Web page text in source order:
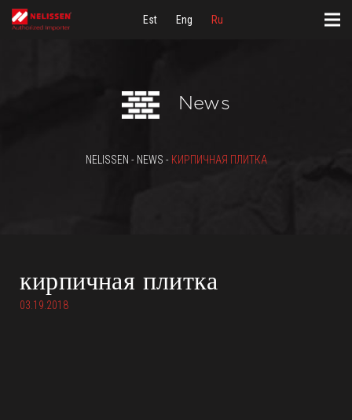
Est Eng Ru
News
NELISSEN - NEWS - КИРПИЧНАЯ ПЛИТКА
кирпичная плитка
03.19.2018